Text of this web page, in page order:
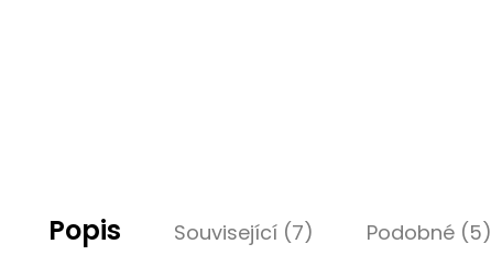
Popis Související (7) Podobné (5)